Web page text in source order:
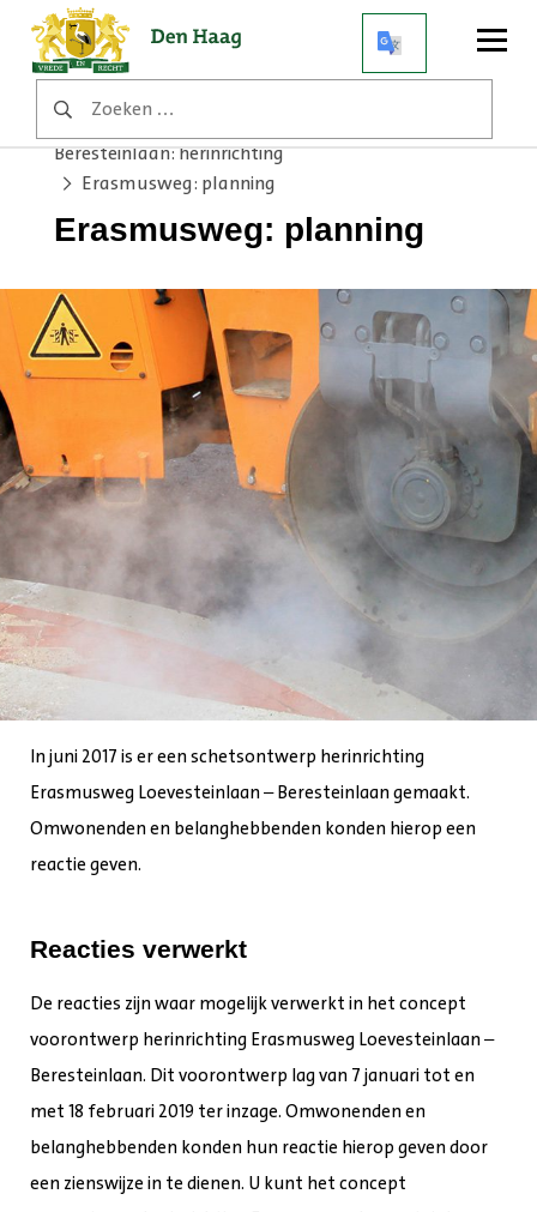
naar:
Open
Erasmusweg: planning
Erasmusweg tussen Loevesteinlaan en
Beresteinlaan: herinrichting
Erasmusweg: planning
In juni 2017 is er een schetsontwerp herinrichting
Erasmusweg Loevesteinlaan – Beresteinlaan gemaakt.
Omwonenden en belanghebbenden konden hierop een
reactie geven.
Reacties verwerkt
De reacties zijn waar mogelijk verwerkt in het concept
voorontwerp herinrichting Erasmusweg Loevesteinlaan –
Beresteinlaan. Dit voorontwerp lag van 7 januari tot en
met 18 februari 2019 ter inzage. Omwonenden en
belanghebbenden konden hun reactie hierop geven door
een zienswijze in te dienen. U kunt het concept